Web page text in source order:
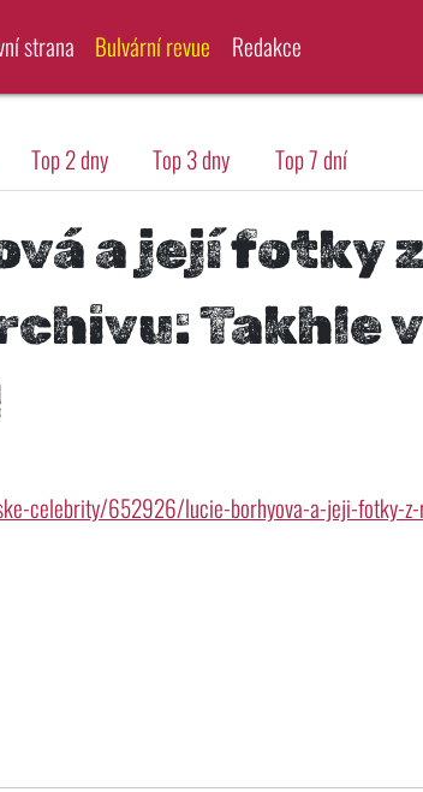
strana Bulvární revue Redakce
Top 2 dny Top 3 dny Top 7 dní
a její fotky z
Takhle
celebrity/652926/lucie-borhyova-a-jeji-fotky-